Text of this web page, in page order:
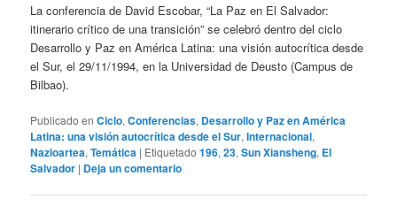
La conferencia de David Escobar, “La Paz en El Salvador:
itinerario crítico de una transición” se celebró dentro del ciclo
Desarrollo y Paz en América Latina: una visión autocrítica desde
el Sur, el 29/11/1994, en la Universidad de Deusto (Campus de
Bilbao).
Publicado en Ciclo,Conferencias, Desarrollo y Paz en América
Latina: una visión autocrítica desde el Sur,Internacional,
Nazioartea,Temática | Etiquetado 196,23,Sun Xiansheng, El
Salvador | Deja un comentario